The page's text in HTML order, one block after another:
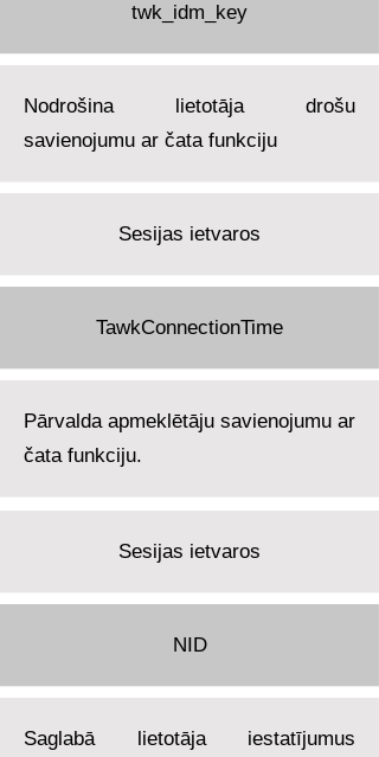
twk_idm_key
Nodrošina lietotāja drošu
savienojumu ar čata funkciju
Sesijas ietvaros
TawkConnectionTime
Pārvalda apmeklētāju savienojumu ar
čata funkciju.
Sesijas ietvaros
NID
Saglabā lietotāja iestatījumus